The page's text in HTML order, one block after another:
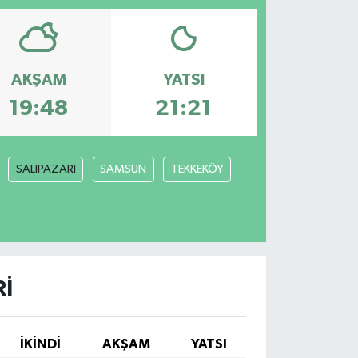
AKŞAM
19:48
YATSI
21:21
SALIPAZARI SAMSUN TEKKEKÖY
İKINDI AKŞAM YATSI